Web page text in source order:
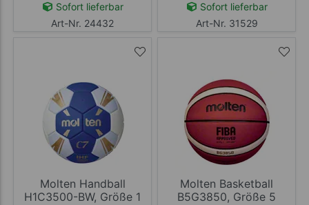
Sofort lieferbar
Art-Nr. 24432
Sofort lieferbar
Art-Nr. 31529
Molten Handball
H1C3500-BW, Größe 1
Molten Basketball
B5G3850, Größe 5